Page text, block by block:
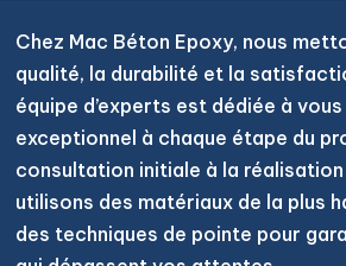
Chez Mac Béton Epoxy, nous
qualité, la durabilité et la
équipe d’experts est dédiée à
exceptionnel à chaque étape du
consultation initiale à la
utilisons des matériaux de la plus
des techniques de pointe pour